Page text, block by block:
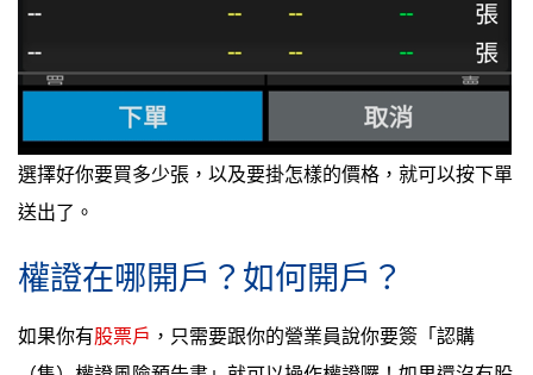
選擇好你要買多少張，以及要掛怎樣的價格，就可以按下單
送出了。
權證在哪開戶？如何開戶？
如果你有股票戶 ，只需要跟你的營業員說你要簽「認購